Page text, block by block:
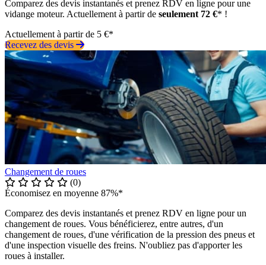
Comparez des devis instantanés et prenez RDV en ligne pour une
vidange moteur. Actuellement à partir de seulement 72 €* !
Actuellement à partir de 5 €*
Recevez des devis
Changement de roues
(0)
Économisez en moyenne 87%*
Comparez des devis instantanés et prenez RDV en ligne pour un
changement de roues. Vous bénéficierez, entre autres, d'un
changement de roues, d'une vérification de la pression des pneus et
d'une inspection visuelle des freins. N'oubliez pas d'apporter les
roues à installer.